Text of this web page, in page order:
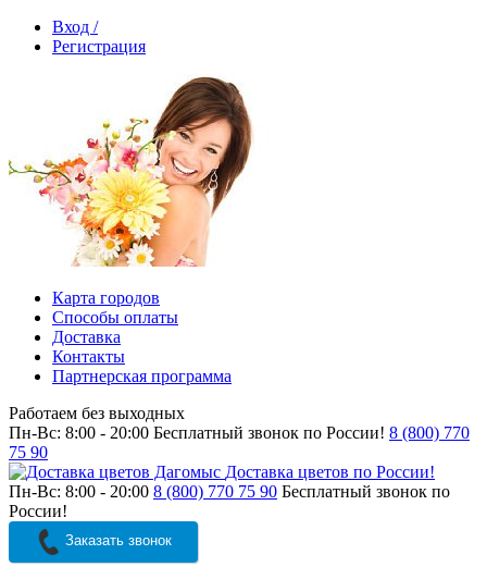
Вход /
Регистрация
Карта городов
Способы оплаты
Доставка
Контакты
Партнерская программа
Работаем без выходных
Пн-Вс: 8:00 - 20:00 Бесплатный звонок по России! 8 (800) 770
75 90
Доставка цветов по России!
Пн-Вс: 8:00 - 20:00 8 (800) 770 75 90 Бесплатный звонок по
России!
Заказать звонок